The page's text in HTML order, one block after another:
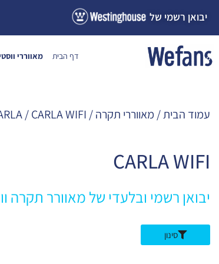
לתוכן
יבואן רשמי של
דף הבית מאווררי
עמוד הבית/ מאווררי תקרה/
/ CARLA WIFI
CARLA WIFI
יבואן רשמי ובלעדי של מאוורר תקרה
סינון